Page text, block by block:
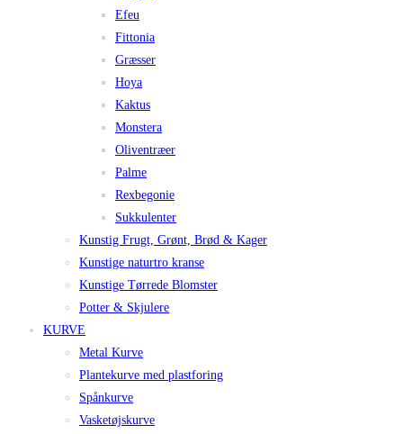
Efeu
Fittonia
Græsser
Hoya
Kaktus
Monstera
Oliventræer
Palme
Rexbegonie
Sukkulenter
Kunstig Frugt, Grønt, Brød & Kager
Kunstige naturtro kranse
Kunstige Tørrede Blomster
Potter & Skjulere
KURVE
Metal Kurve
Plantekurve med plastforing
Spånkurve
Vasketøjskurve